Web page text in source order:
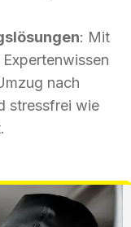
: Mit
nach
stressfrei wie